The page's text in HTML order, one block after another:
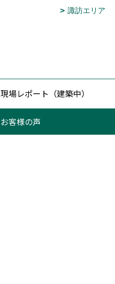
諏訪エリア
現場レポート（建築中）
お客様の声